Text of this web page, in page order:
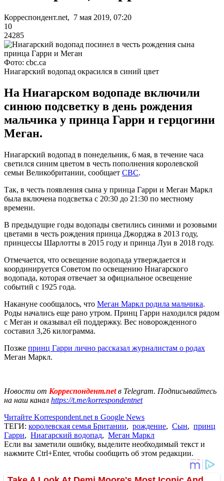
Корреспондент.net, 7 мая 2019, 07:20
10
24285
Фото: cbc.ca
Ниагарский водопад окрасился в синий цвет
На Ниагарском водопаде включили
синюю подсветку в день рождения
мальчика у принца Гарри и герцогини
Меган.
Ниагарский водопад в понедельник, 6 мая, в течение часа
светился синим цветом в честь пополнения королевской
семьи Великобритании, сообщает CBC.
Так, в честь появления сына у принца Гарри и Меган Маркл
была включена подсветка с 20:30 до 21:30 по местному
времени.
В предыдущие годы водопады светились синими и розовыми
цветами в честь рождения принца Джорджа в 2013 году,
принцессы Шарлотты в 2015 году и принца Луи в 2018 году.
Отмечается, что освещение водопада утверждается и
координируется Советом по освещению Ниагарского
водопада, которая отвечает за официальное освещение
событий с 1925 года.
Накануне сообщалось, что Меган Маркл родила мальчика.
Роды начались еще рано утром. Принц Гарри находился рядом
с Меган и оказывал ей поддержку. Вес новорожденного
составил 3,26 килограмма.
Позже принц Гарри лично рассказал журналистам о родах
Меган Маркл.
Новости от Корреспондент.netв Telegram. Подписывайтесь
на наш канал https://t.me/korrespondentnet
Читайте Korrespondent.net в Google News
ТЕГИ: королевская семья Британии, рождение, Сын, принц
Гарри, Ниагарский водопад, Меган Маркл
Если вы заметили ошибку, выделите необходимый текст и
нажмите Ctrl+Enter, чтобы сообщить об этом редакции.